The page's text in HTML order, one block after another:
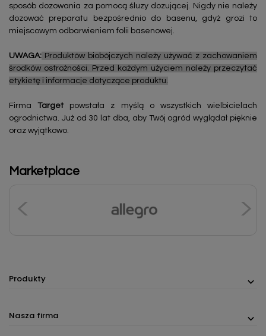
sposób dozowania za pomocą śluzy dozującej. Nigdy nie należy
dozować preparatu bezpośrednio do basenu, gdyż grozi to
miejscowym odbarwieniem folii basenowej.
UWAGA: Produktów biobójczych należy używać z zachowaniem
środków ostrożności. Przed każdym użyciem należy przeczytać
etykietę i informacje dotyczące produktu.
FirmaTarget powstała z myślą o wszystkich wielbicielach
ogrodnictwa. Już od 30 lat dba, aby Twój ogród wyglądał pięknie
oraz wyjątkowo.
Marketplace
Produkty
Nasza firma